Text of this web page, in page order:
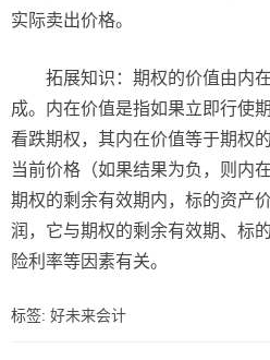
实际卖出价格。
拓展知识：期权的价值由内
成。内在价值是指如果立即行使
看跌期权，其内在价值等于期权
当前价格（如果结果为负，则内
期权的剩余有效期内，标的资产
润，它与期权的剩余有效期、标
险利率等因素有关。
标签: 好未来会计